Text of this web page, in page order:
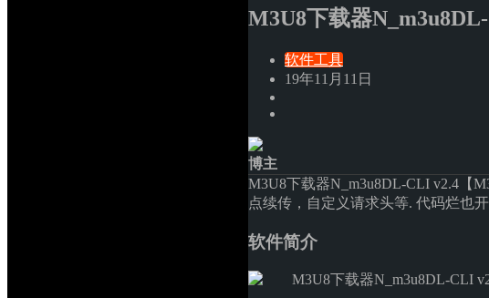
M3U8下载器
软件工具
19年11月11日
博主
M3U8下载器N_m3u8DL-CLI v2.4【
点续传，自定义请求头等. 代码烂也
软件简介